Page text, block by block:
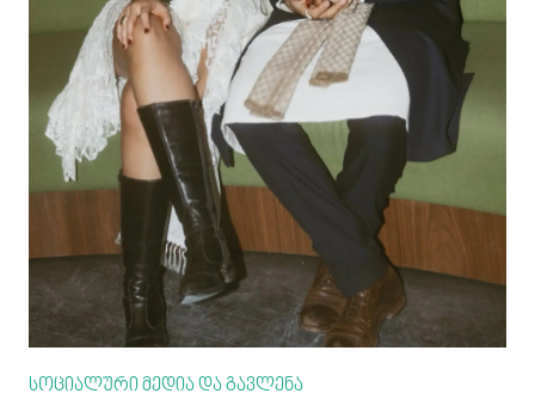
სოციალური მედია და გავლენა